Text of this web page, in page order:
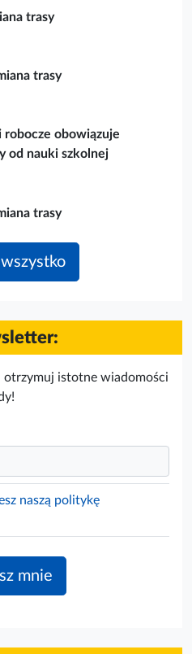
trasy
trasy
obowiązuje
od nauki szkolnej
trasy
wszystko
otrzymuj istotne wiadomości
naszą politykę